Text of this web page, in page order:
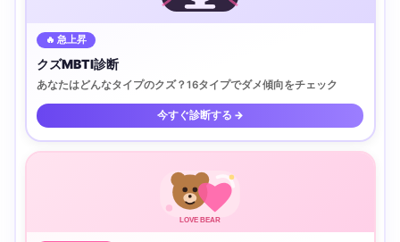
🔥 急上昇
クズMBTI診断
あなたはどんなタイプのクズ？16タイプでダメ傾向をチェック
今すぐ診断する →
LOVE BEAR